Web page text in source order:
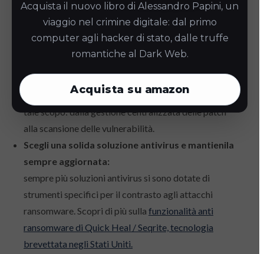
Acquista il nuovo libro di Alessandro Papini, un
viaggio nel crimine digitale: dal primo
computer agli hacker di stato, dalle truffe
romantiche al Dark Web.
Acquista su amazon
le vulnerabilità sono le porte di accesso che
consentono agli attaccanti di accedere alle reti.
Verifica che questi software siano sempre aggiornati
consigliate dal vendor. La
sicurezza aziendali Seqriteha funzionalità specifiche a
tale scopo: dalla gestione centralizzata delle patch
alla scansione delle vulnerabilità.
Scegli una solida soluzione antivirus e mantienila
sempre aggiornata:
sempre più soluzioni antivirus si sono dotate di
strumenti specifici per il contrasto agli attacchi
ransomware. Scopri di più sulla funzionalità anti
ransomware di Quick Heal / Seqrite, tecnologia
brevettata negli Stati Uniti.